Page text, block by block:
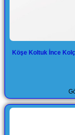
Köşe Koltuk İnce